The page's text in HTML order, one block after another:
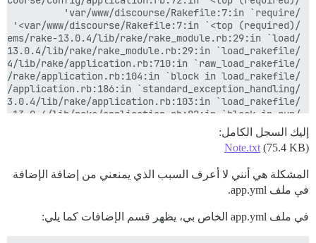
إليك السجل الكامل:
Note.txt (75.4 KB)
المشكلة هي أنني لا أعرف السبب الذي يمنعني من إضافة الإضافة
في ملف app.yml.
في ملف app.yml الخاص بي، يظهر قسم الإضافات كما يلي: